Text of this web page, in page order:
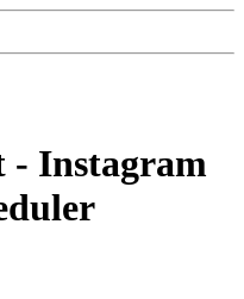
- Instagram